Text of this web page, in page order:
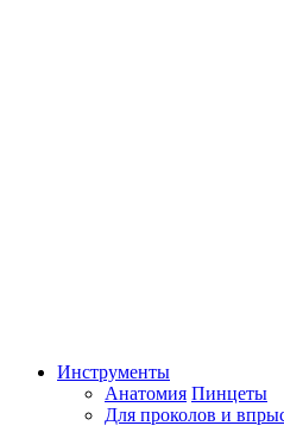
Инструменты
Анатомия Пинцеты
Для проколов и